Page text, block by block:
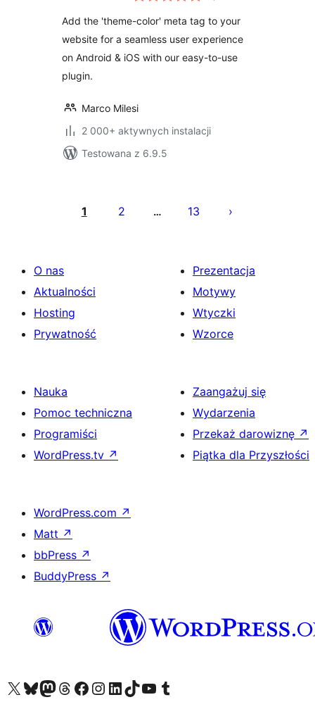
Add the 'theme-color' meta tag to your
website for a seamless user experience
on Android & iOS with our easy-to-use
plugin.
Marco Milesi
2 000+ aktywnych instalacji
Testowana z 6.9.5
wpisów
1 2 … 13
O nas
Aktualności
Hosting
Prywatność
Prezentacja
Motywy
Wtyczki
Wzorce
Nauka
Pomoc techniczna
Programiści
WordPress.tv ↗
Zaangażuj się
Wydarzenia
Przekaż darowiznę ↗
Piątka dla Przyszłości
WordPress.com ↗
Matt ↗
bbPress ↗
BuddyPress ↗
Odwiedź nasze konto X (dawniej Twitter)
Odwiedź nasze konto Bluesky
Odwiedź nasze konto na Mastodoncie
Odwiedź naszego Threadsa
Odwiedź naszego Facebooka
Odwiedź nasze konto na Instagramie
Odwiedź nasze konto na LinkedIn
Odwiedź naszego TikToka
Odwiedź nasz kanał YouTube
Odwiedź naszego Tumblra